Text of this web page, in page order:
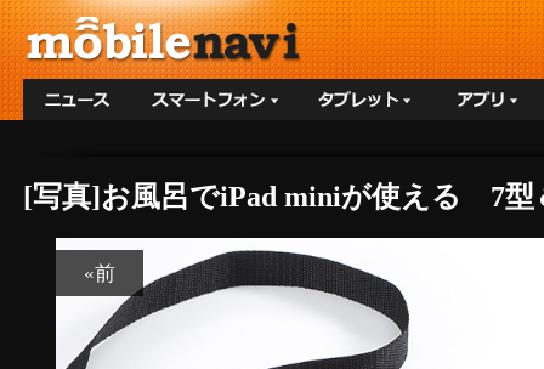
[写真]お風呂でiPad miniが使える 7型
«前